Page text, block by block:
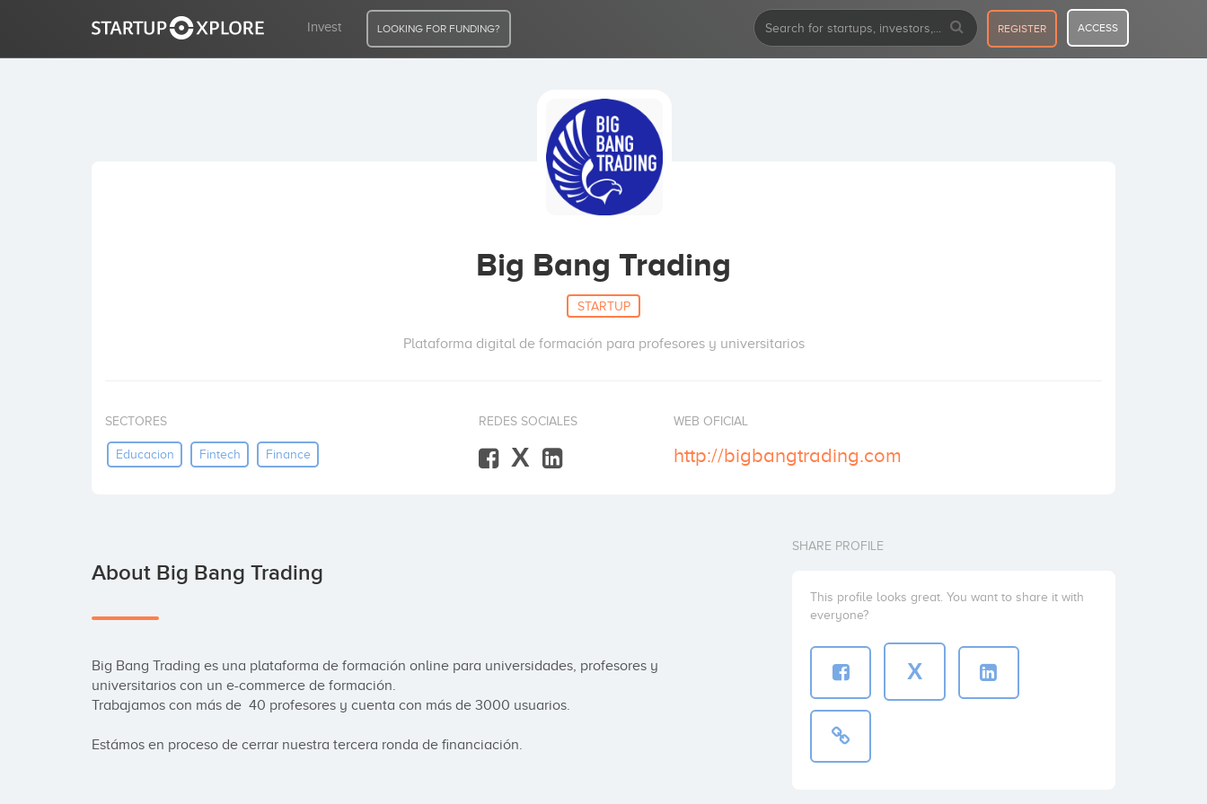
Invest LOOKING FOR FUNDING? REGISTER ACCESS
Big Bang Trading
STARTUP
Plataforma digital de formación para profesores y universitarios
SECTORES
Educacion Fintech Finance
REDES SOCIALES
X
WEB OFICIAL
http://bigbangtrading.com
About Big Bang Trading
Big Bang Trading es una plataforma de formación online para universidades, profesores y
universitarios con un e-commerce de formación.
Trabajamos con más de  40 profesores y cuenta con más de 3000 usuarios.
Estámos en proceso de cerrar nuestra tercera ronda de financiación.
SHARE PROFILE
This profile looks great. You want to share it with
everyone?
X